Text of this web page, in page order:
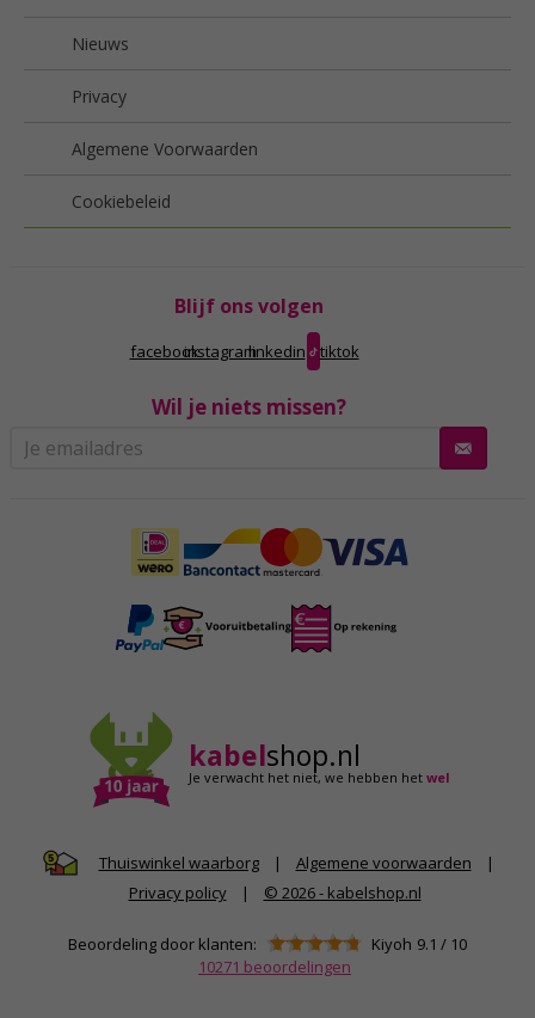
Nieuws
Privacy
Algemene Voorwaarden
Cookiebeleid
Blijf ons volgen
facebookinstagramlinkedin tiktok
Wil je niets missen?
kabelshop.nl
Je verwacht het niet,we hebben hetwel
Thuiswinkel waarborg | Algemene voorwaarden
|
Privacy policy
| © 2026 - kabelshop.nl
Beoordeling door klanten: Kiyoh 9.1 / 10
10271 beoordelingen